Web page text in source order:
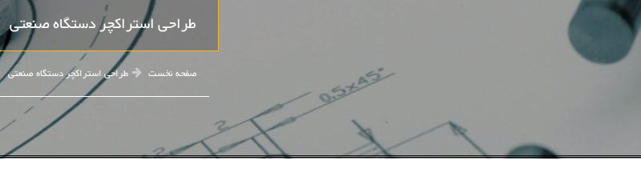
طراحی استراکچر دستگاه صنعتی
صفحه نخست طراحی استراکچر دستگاه صنعتی